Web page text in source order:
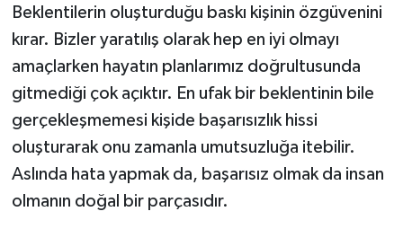
Beklentilerin oluşturduğu baskı kişinin özgüvenini
kırar. Bizler yaratılış olarak hep en iyi olmayı
amaçlarken hayatın planlarımız doğrultusunda
gitmediği çok açıktır. En ufak bir beklentinin bile
gerçekleşmemesi kişide başarısızlık hissi
oluşturarak onu zamanla umutsuzluğa itebilir.
Aslında hata yapmak da, başarısız olmak da insan
olmanın doğal bir parçasıdır.